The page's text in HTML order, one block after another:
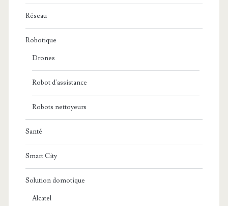
Réseau
Robotique
Drones
Robot d'assistance
Robots nettoyeurs
Santé
Smart City
Solution domotique
Alcatel